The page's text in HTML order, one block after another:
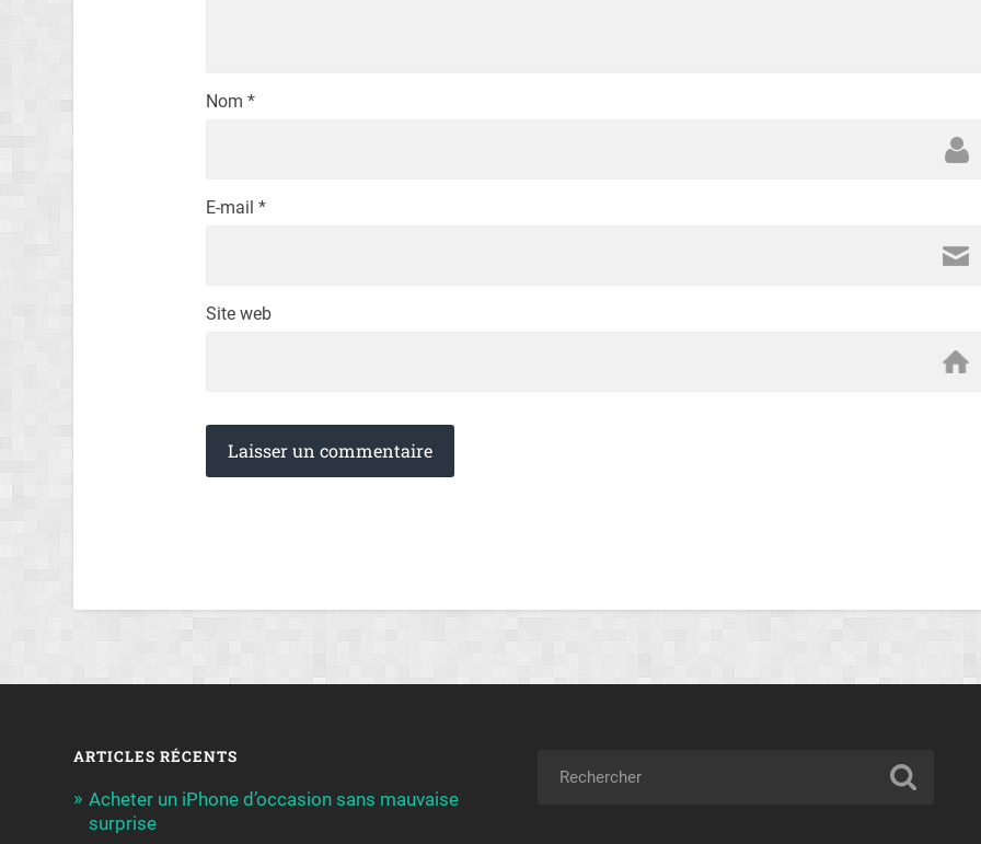
Nom*
E-mail*
Site web
ARTICLES RÉCENTS
Acheter un iPhone d’occasion sans mauvaise
surprise